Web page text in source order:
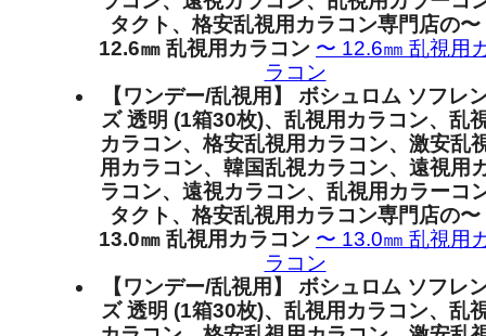
タクト、格安乱視用カラコン専門店の〜
12.6㎜ 乱視用カラコン 〜 12.6㎜ 乱視用
ラコン
【ワンデー/乱視用】 ボシュロム ソフレ
ズ 透明 (1箱30枚)、乱視用カラコン、乱
カラコン、格安乱視用カラコン、激安乱
用カラコン、韓国乱視カラコン、遠視用
ラコン、遠視カラコン、乱視用カラーコ
タクト、格安乱視用カラコン専門店の〜
13.0㎜ 乱視用カラコン 〜 13.0㎜ 乱視用
ラコン
【ワンデー/乱視用】 ボシュロム ソフレ
ズ 透明 (1箱30枚)、乱視用カラコン、乱